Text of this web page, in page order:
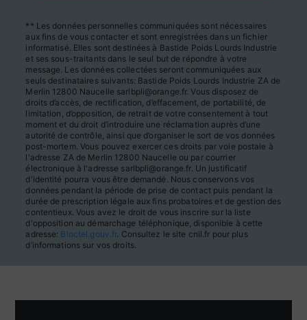
** Les données personnelles communiquées sont nécessaires
aux fins de vous contacter et sont enregistrées dans un fichier
informatisé. Elles sont destinées à Bastide Poids Lourds Industrie
et ses sous-traitants dans le seul but de répondre à votre
message. Les données collectées seront communiquées aux
seuls destinataires suivants: Bastide Poids Lourds Industrie ZA de
Merlin 12800 Naucelle sarlbpli@orange.fr. Vous disposez de
droits d’accès, de rectification, d’effacement, de portabilité, de
limitation, d’opposition, de retrait de votre consentement à tout
moment et du droit d’introduire une réclamation auprès d’une
autorité de contrôle, ainsi que d’organiser le sort de vos données
post-mortem. Vous pouvez exercer ces droits par voie postale à
l'adresse ZA de Merlin 12800 Naucelle ou par courrier
électronique à l'adresse sarlbpli@orange.fr. Un justificatif
d'identité pourra vous être demandé. Nous conservons vos
données pendant la période de prise de contact puis pendant la
durée de prescription légale aux fins probatoires et de gestion des
contentieux. Vous avez le droit de vous inscrire sur la liste
d'opposition au démarchage téléphonique, disponible à cette
adresse: Bloctel.gouv.fr. Consultez le site cnil.fr pour plus
d’informations sur vos droits.